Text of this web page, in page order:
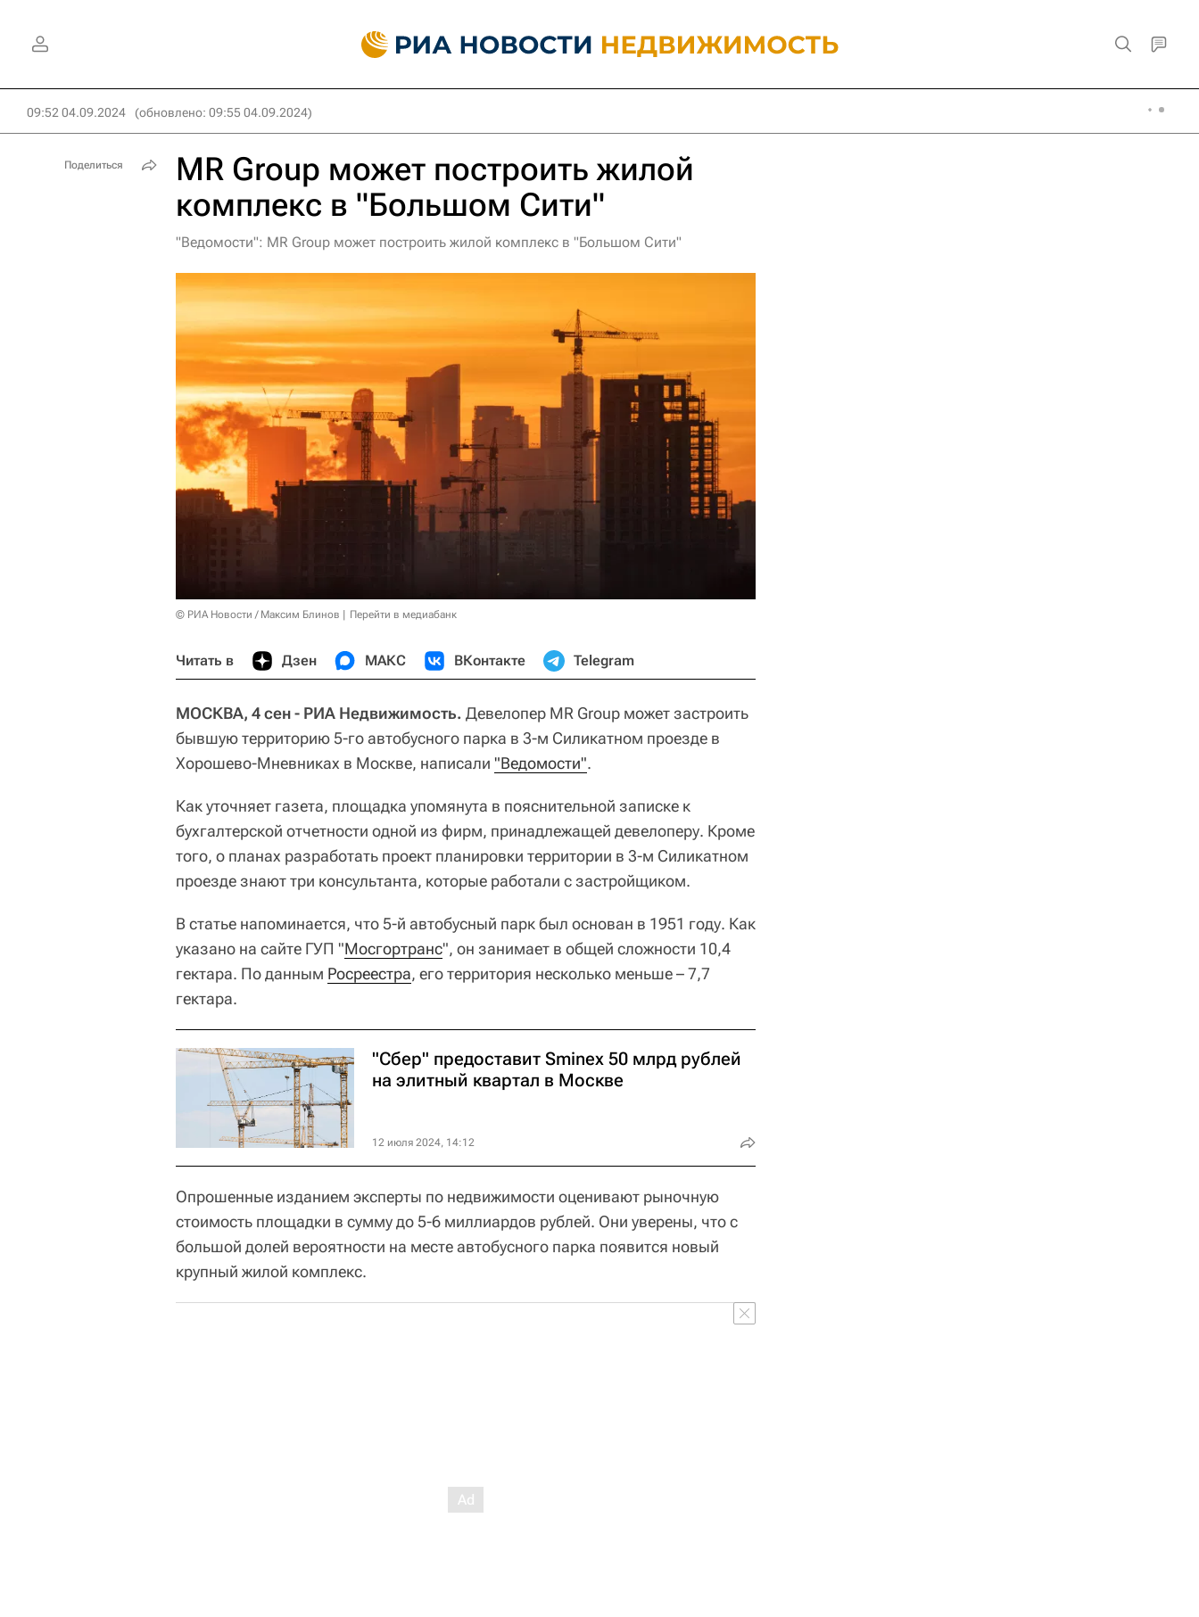
09:52 04.09.2024 (обновлено: 09:55 04.09.2024)
MR Group может построить жилой
комплекс в "Большом Сити"
"Ведомости": MR Group может построить жилой комплекс в "Большом Сити"
© РИА Новости / Максим Блинов Перейти в медиабанк
Читать в Дзен МАКС ВКонтакте Telegram
МОСКВА, 4 сен - РИА Недвижимость. Девелопер MR Group может застроить
бывшую территорию 5-го автобусного парка в 3-м Силикатном проезде в
Хорошево-Мневниках в Москве, написали "Ведомости".
Как уточняет газета, площадка упомянута в пояснительной записке к
бухгалтерской отчетности одной из фирм, принадлежащей девелоперу. Кроме
того, о планах разработать проект планировки территории в 3-м Силикатном
проезде знают три консультанта, которые работали с застройщиком.
В статье напоминается, что 5-й автобусный парк был основан в 1951 году. Как
указано на сайте ГУП "Мосгортранс", он занимает в общей сложности 10,4
гектара. По данным Росреестра, его территория несколько меньше – 7,7
гектара.
"Сбер" предоставит Sminex 50 млрд рублей
на элитный квартал в Москве
12 июля 2024, 14:12
Опрошенные изданием эксперты по недвижимости оценивают рыночную
стоимость площадки в сумму до 5-6 миллиардов рублей. Они уверены, что с
большой долей вероятности на месте автобусного парка появится новый
крупный жилой комплекс.
Поделиться